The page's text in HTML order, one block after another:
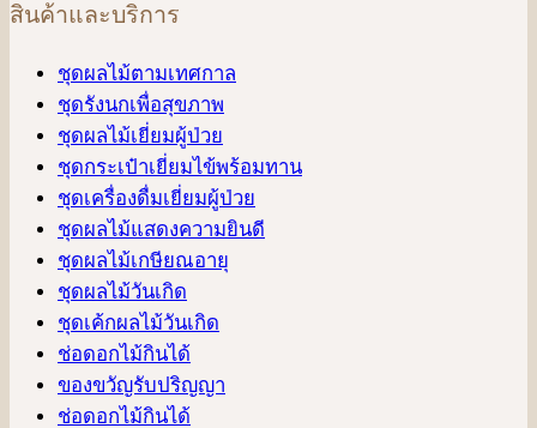
สินค้าและบริการ
ชุดผลไม้ตามเทศกาล
ชุดรังนกเพื่อสุขภาพ
ชุดผลไม้เยี่ยมผู้ป่วย
ชุดกระเป๋าเยี่ยมไข้พร้อมทาน
ชุดเครื่องดื่มเยี่ยมผู้ป่วย
ชุดผลไม้แสดงความยินดี
ชุดผลไม้เกษียณอายุ
ชุดผลไม้วันเกิด
ชุดเค้กผลไม้วันเกิด
ช่อดอกไม้กินได้
ของขวัญรับปริญญา
ช่อดอกไม้กินได้